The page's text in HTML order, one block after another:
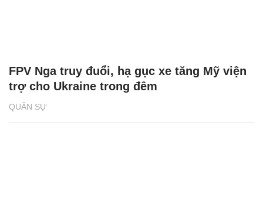
QUÂN SỰ
FPV Nga truy đuổi, hạ gục xe tăng Mỹ viện
trợ cho Ukraine trong đêm